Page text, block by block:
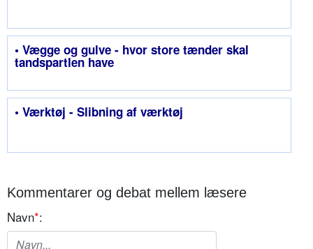
• Vægge og gulve - hvor store tænder skal
tandspartlen have
• Værktøj - Slibning af værktøj
Kommentarer og debat mellem læsere
Navn*: